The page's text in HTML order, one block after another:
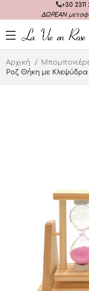
+30 2311
ΔΩΡΕΑΝ
Αρχική
Ροζ Θήκη με Κλεψύδρα